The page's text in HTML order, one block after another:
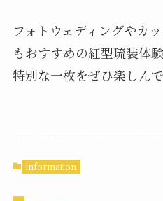
フォトウェディングやカ
もおすすめの紅型琉装体
特別な一枚をぜひ楽しんで
information